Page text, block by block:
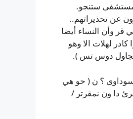
ستنجو.
عن تحذيراتهم..
قر وأن النساء أيضا
لهلات الا وهو
دوس تس ).
؟ ن ( حو هي
دا ون نمقرتر /